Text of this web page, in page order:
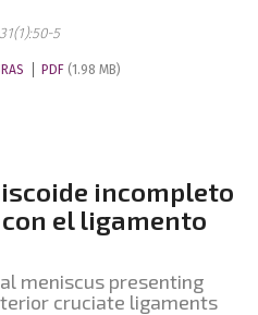
5
PDF (1.98 MB)
incompleto
el ligamento
meniscus presenting
cruciate ligaments